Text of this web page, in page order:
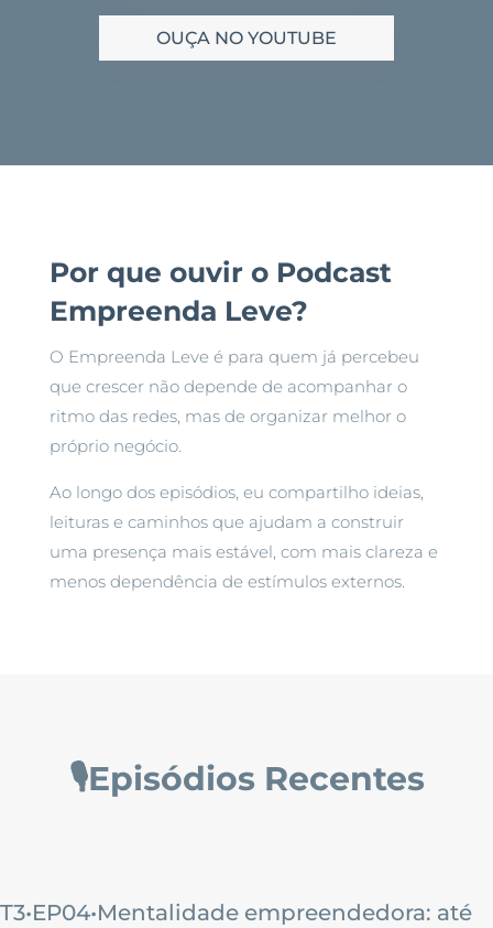
OUÇA NO YOUTUBE
Por que ouvir o Podcast
Empreenda Leve?
O Empreenda Leve é para quem já percebeu
que crescer não depende de acompanhar o
ritmo das redes, mas de organizar melhor o
próprio negócio.
Ao longo dos episódios, eu compartilho ideias,
leituras e caminhos que ajudam a construir
uma presença mais estável, com mais clareza e
menos dependência de estímulos externos.
🎙️Episódios Recentes
T3•EP04•Mentalidade empreendedora: até